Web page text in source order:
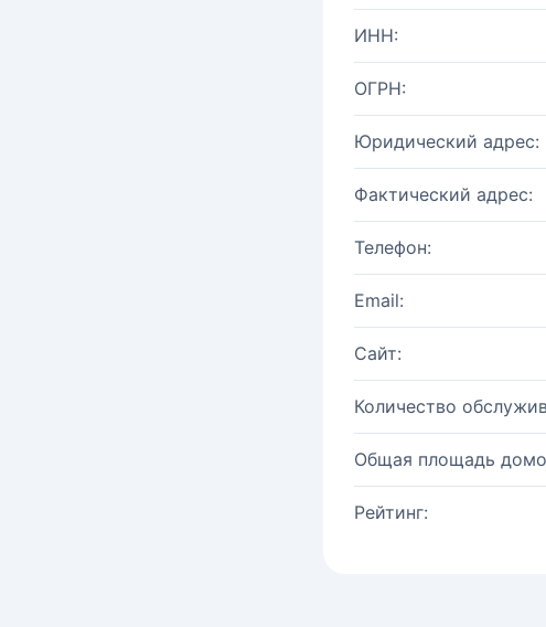
ИНН:
ОГРН:
Юридический адрес:
Фактический адрес:
Телефон:
Email:
Сайт:
Количество
Общая площадь
Рейтинг: